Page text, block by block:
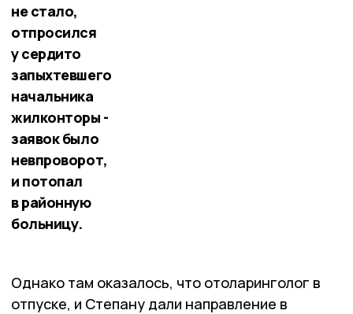
не стало,
отпросился
у сердито
запыхтевшего
начальника
жилконторы -
заявок было
невпроворот,
и потопал
в районную
больницу.
Однако там оказалось, что отоларинголог в
отпуске, и Степану дали направление в